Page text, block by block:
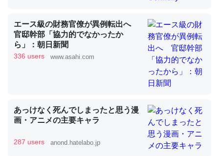
昆虫ってカルシウム少ないのか。知らんかった。調べたら
コオロギのカルシウム分はエビの600分の1程度。
─ニュース :: 【研究発表】昆虫学の大問題＝「昆虫はなぜ海にいな
いのか」に関する新仮説
論文では「淡水はカルシウムも酸素も不足してて両方に不
利だから両方が拮抗してるのでは」とあって面白い。海に
いる鋏角類（カブトガニ・ウミグモ）はカルシウムを使わ
ずキチンを強化してる筈だが、酵素が違うのか？
エース級の財務官僚が異例転出へ
官邸幹部「協力的でなかったか
ら」：朝日新聞
336 users www.asahi.com
あっけなく死んでしまったと思う漫
画・アニメの主要キャラ
287 users anond.hatelabo.jp